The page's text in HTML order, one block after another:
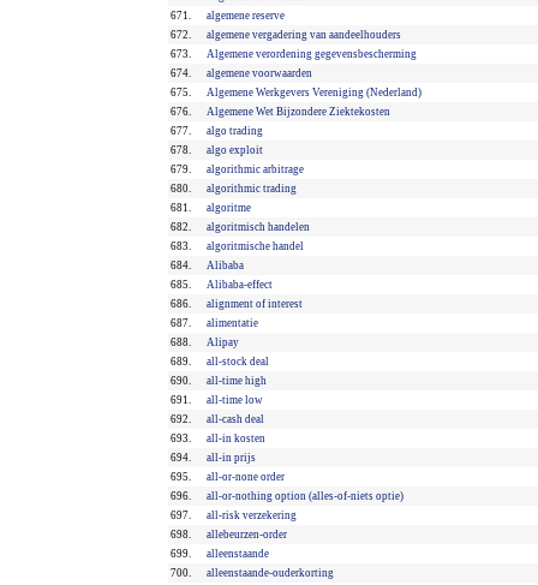
671.
algemene reserve
672.
algemene vergadering van aandeelhouders
673.
Algemene verordening gegevensbescherming
674.
algemene voorwaarden
675.
Algemene Werkgevers Vereniging (Nederland)
676.
Algemene Wet Bijzondere Ziektekosten
677.
algo trading
678.
algo exploit
679.
algorithmic arbitrage
680.
algorithmic trading
681.
algoritme
682.
algoritmisch handelen
683.
algoritmische handel
684.
Alibaba
685.
Alibaba-effect
686.
alignment of interest
687.
alimentatie
688.
Alipay
689.
all-stock deal
690.
all-time high
691.
all-time low
692.
all-cash deal
693.
all-in kosten
694.
all-in prijs
695.
all-or-none order
696.
all-or-nothing option (alles-of-niets optie)
697.
all-risk verzekering
698.
allebeurzen-order
699.
alleenstaande
700.
alleenstaande-ouderkorting